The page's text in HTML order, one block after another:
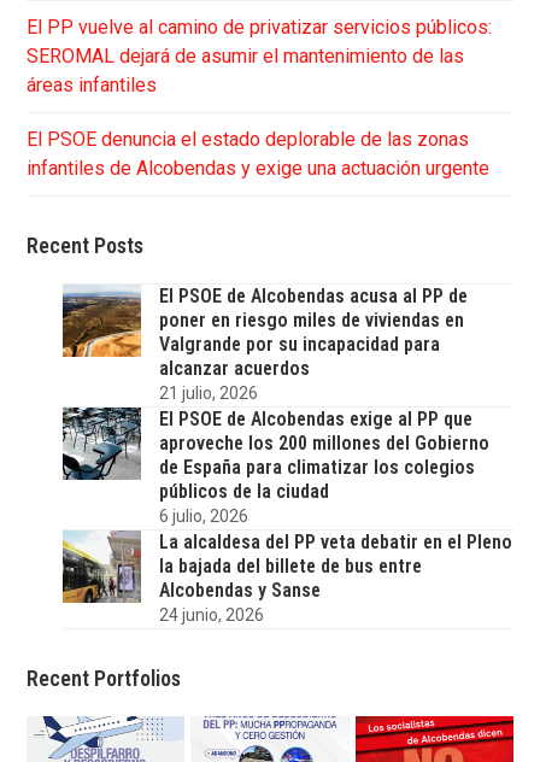
El PP vuelve al camino de privatizar servicios públicos:
SEROMAL dejará de asumir el mantenimiento de las
áreas infantiles
El PSOE denuncia el estado deplorable de las zonas
infantiles de Alcobendas y exige una actuación urgente
Recent Posts
El PSOE de Alcobendas acusa al PP de
poner en riesgo miles de viviendas en
Valgrande por su incapacidad para
alcanzar acuerdos
21 julio, 2026
El PSOE de Alcobendas exige al PP que
aproveche los 200 millones del Gobierno
de España para climatizar los colegios
públicos de la ciudad
6 julio, 2026
La alcaldesa del PP veta debatir en el Pleno
la bajada del billete de bus entre
Alcobendas y Sanse
24 junio, 2026
Recent Portfolios